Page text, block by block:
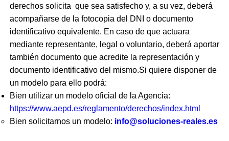
derechos solicita que sea satisfecho y, a su vez, deberá
acompañarse de la fotocopia del DNI o documento
identificativo equivalente. En caso de que actuara
mediante representante, legal o voluntario, deberá aportar
también documento que acredite la representación y
documento identificativo del mismo.Si quiere disponer de
un modelo para ello podrá:
Bien utilizar un modelo oficial de la Agencia:
https://www.aepd.es/reglamento/derechos/index.html
Bien solicitarnos un modelo: info@soluciones-reales.es